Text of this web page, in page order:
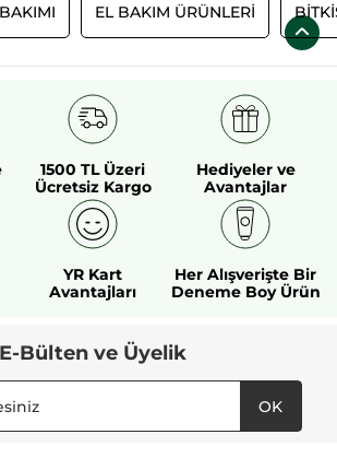
EL BAKIM ÜRÜNLERI
1500 TL Üzeri
Ücretsiz Kargo
Hediyeler ve
Avantajlar
YR Kart
Avantajları
Her Alışverişte Bir
Deneme Boy Ürün
E-Bülten ve Üyelik
OK